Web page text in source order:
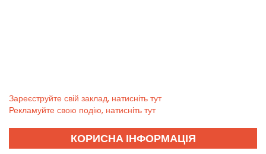
Зареєструйте свій заклад, натисніть тут
Рекламуйте свою подію, натисніть тут
КОРИСНА ІНФОРМАЦІЯ